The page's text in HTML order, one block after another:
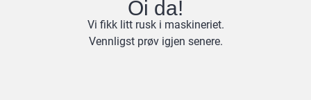
Oi da!
Vi fikk litt rusk i maskineriet.
Vennligst prøv igjen senere.